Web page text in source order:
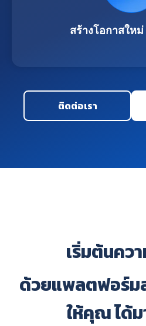
สร้างโอกาสให
ติดต่อเรา
เริ่มต้นคว
ด้วยแพลตฟอร์ม
ให้คุณ ได้